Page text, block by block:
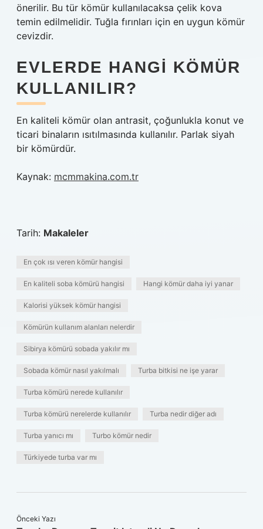
önerilir. Bu tür kömür kullanılacaksa çelik kova
temin edilmelidir. Tuğla fırınları için en uygun kömür
cevizdir.
EVLERDE HANGI KÖMÜR
KULLANILIR?
En kaliteli kömür olan antrasit, çoğunlukla konut ve
ticari binaların ısıtılmasında kullanılır. Parlak siyah
bir kömürdür.
Kaynak: mcmmakina.com.tr
Tarih: Makaleler
En çok ısı veren kömür hangisi
En kaliteli soba kömürü hangisi Hangi kömür daha iyi yanar
Kalorisi yüksek kömür hangisi
Kömürün kullanım alanları nelerdir
Sibirya kömürü sobada yakılır mı
Sobada kömür nasıl yakılmalı Turba bitkisi ne işe yarar
Turba kömürü nerede kullanılır
Turba kömürü nerelerde kullanılır Turba nedir diğer adı
Turba yanıcı mı Turbo kömür nedir
Türkiyede turba var mı
Önceki Yazı